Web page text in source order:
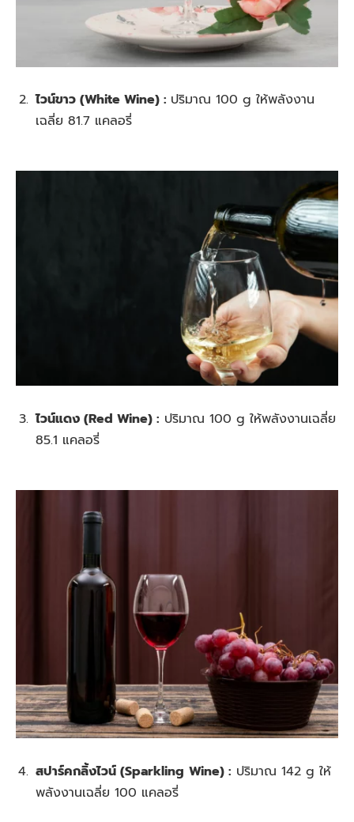
ไวน์ขาว (White Wine) : ปริมาณ 100 g ให้พลังงาน
เฉลี่ย 81.7 แคลอรี่
ไวน์แดง (Red Wine) : ปริมาณ 100 g ให้พลังงานเฉลี่ย
85.1 แคลอรี่
สปาร์คกลิ้งไวน์ (Sparkling Wine) : ปริมาณ 142 g ให้
พลังงานเฉลี่ย 100 แคลอรี่